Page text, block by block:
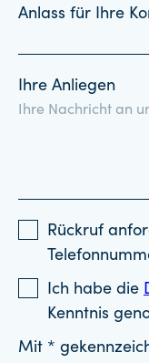
Anlass für Ihre
Ihre Anliegen
Rückruf
Ich habe die
Kenntnis
Mit *